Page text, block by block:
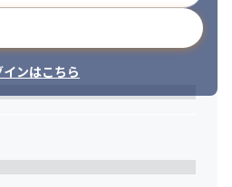
インはこちら